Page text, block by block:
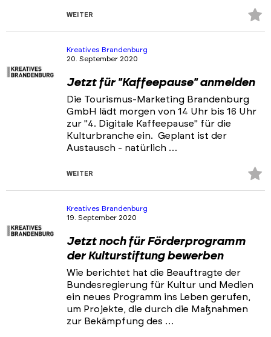
WEITER
Kreatives Brandenburg
20. September 2020
Jetzt für "Kaffeepause" anmelden
Die Tourismus-Marketing Brandenburg
GmbH lädt morgen von 14 Uhr bis 16 Uhr
zur "4. Digitale Kaffeepause" für die
Kulturbranche ein. Geplant ist der
Austausch - natürlich …
WEITER
Kreatives Brandenburg
19. September 2020
Jetzt noch für Förderprogramm
der Kulturstiftung bewerben
Wie berichtet hat die Beauftragte der
Bundesregierung für Kultur und Medien
ein neues Programm ins Leben gerufen,
um Projekte, die durch die Maßnahmen
zur Bekämpfung des …